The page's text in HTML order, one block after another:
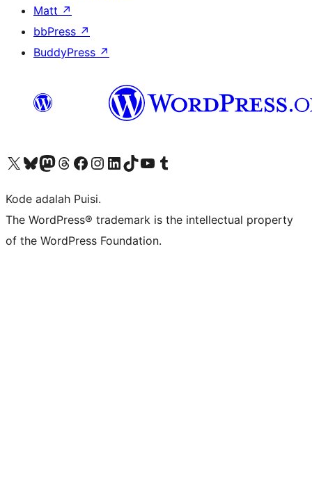
Matt ↗
bbPress ↗
BuddyPress ↗
Kunjungi akun X (sebelumnya Twitter) kamiVisit our Bluesky account
Kunjungi akun Mastodon kami
Visit our Threads account
Kunjungi halaman Facebook kamiKunjungi akun Instagram kamiKunjungi akun LinkedIn kami
Visit our TikTok account
Kunjungi channel YouTube kamiVisit our Tumblr account
Kode adalah Puisi.
The WordPress® trademark is the intellectual property
of the WordPress Foundation.